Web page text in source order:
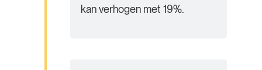
kan verhogen met 19%.